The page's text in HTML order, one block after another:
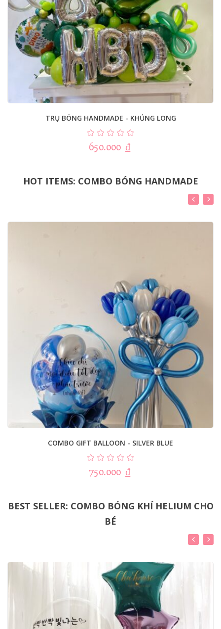
TRỤ BÓNG HANDMADE - KHỦNG LONG
650.000 ₫
HOT ITEMS: COMBO BÓNG HANDMADE
COMBO GIFT BALLOON - SILVER BLUE
750.000 ₫
BEST SELLER: COMBO BÓNG KHÍ HELIUM CHO
BÉ